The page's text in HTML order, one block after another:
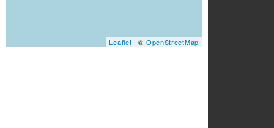
Leaflet | © OpenStreetMap